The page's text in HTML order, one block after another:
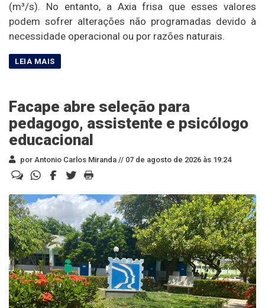
(m³/s). No entanto, a Axia frisa que esses valores
podem sofrer alterações não programadas devido à
necessidade operacional ou por razões naturais.
Facape abre seleção para
pedagogo, assistente e psicólogo
educacional
por Antonio Carlos Miranda // 07 de agosto de 2026 às 19:24